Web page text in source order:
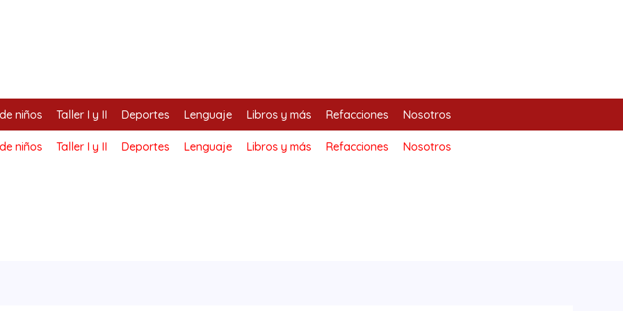
niños Taller I y II Deportes Lenguaje Libros y más Refacciones Nosotros
niños Taller I y II Deportes Lenguaje Libros y más Refacciones
Nosotros